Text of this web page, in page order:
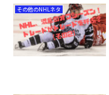
その他のNHLネタ